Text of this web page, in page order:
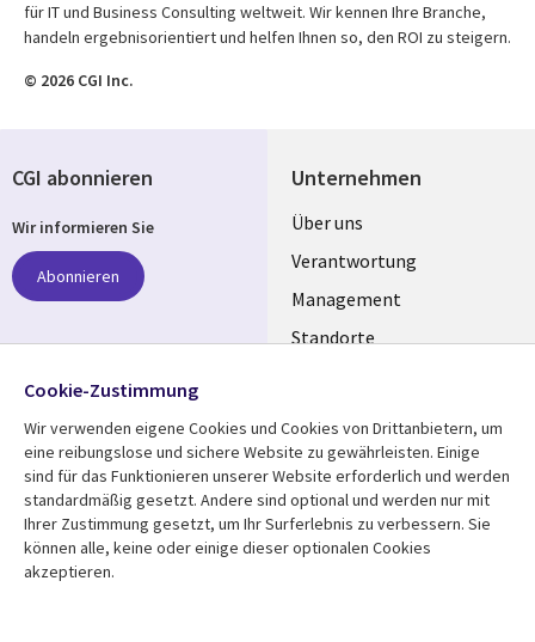
für IT und Business Consulting weltweit. Wir kennen Ihre Branche,
handeln ergebnisorientiert und helfen Ihnen so, den ROI zu steigern.
© 2026 CGI Inc.
Unternehmen
Useful
links
GERMANY
Über uns
Verantwortung
Management
Standorte
Mediathek
Library
Aktuelles
Rechtliches
CGI abonnieren
Wir informieren Sie
Abonnieren
Folgen Sie uns
Social
Media
GERMANY
Cookie-Zustimmung
Wir verwenden eigene Cookies und Cookies von Drittanbietern, um
eine reibungslose und sichere Website zu gewährleisten. Einige
sind für das Funktionieren unserer Website erforderlich und werden
standardmäßig gesetzt. Andere sind optional und werden nur mit
Ihrer Zustimmung gesetzt, um Ihr Surferlebnis zu verbessern. Sie
können alle, keine oder einige dieser optionalen Cookies
akzeptieren.